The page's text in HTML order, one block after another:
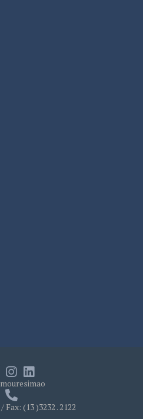
Fax: (13 )3232 . 2122